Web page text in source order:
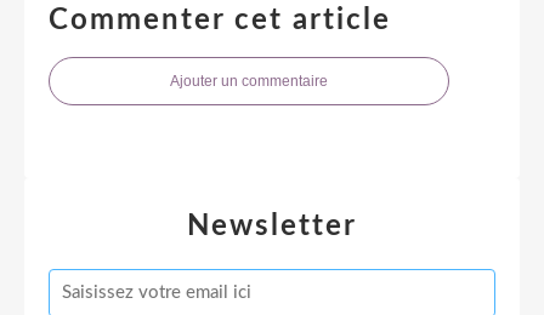
Commenter cet article
Ajouter un commentaire
Newsletter